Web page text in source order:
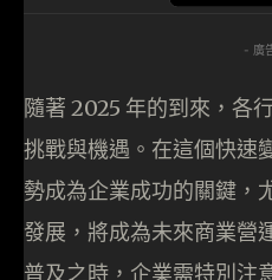
- 廣
隨著 2025 年的到來，各
挑戰與機遇。在這個快速
勢成為企業成功的關鍵，
發展，將成為未來商業營
普及之時，企業需特別注